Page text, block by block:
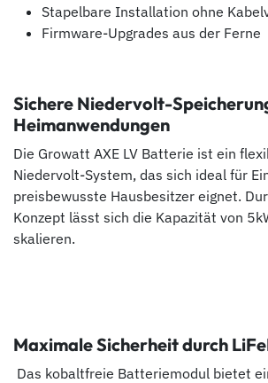
Stapelbare Installation ohne
Firmware-Upgrades aus der Ferne
Sichere Niedervolt-
Heimanwendungen
Die Growatt AXE LV Batterie ist ein
Niedervolt-System, das sich ideal für
preisbewusste Hausbesitzer eignet.
Konzept lässt sich die Kapazität von
skalieren.
Maximale Sicherheit durch
Das kobaltfreie Batteriemodul bietet